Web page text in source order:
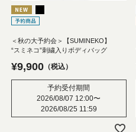
＜秋の大予約会＞【SUMINEKO】
“スミネコ”刺繍入りボディバッグ
¥9,900 税込
予約受付期間
2026/08/07 12:00〜
2026/08/25 11:59